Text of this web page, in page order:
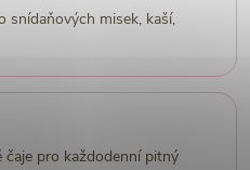
snídaňových misek, kaší,
čaje pro každodenní pitný